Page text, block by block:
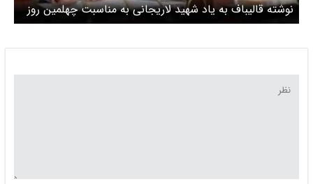
نوشته قالیباف به یاد شهید لاریجانی به مناسبت چهلمین روز
شهادتش